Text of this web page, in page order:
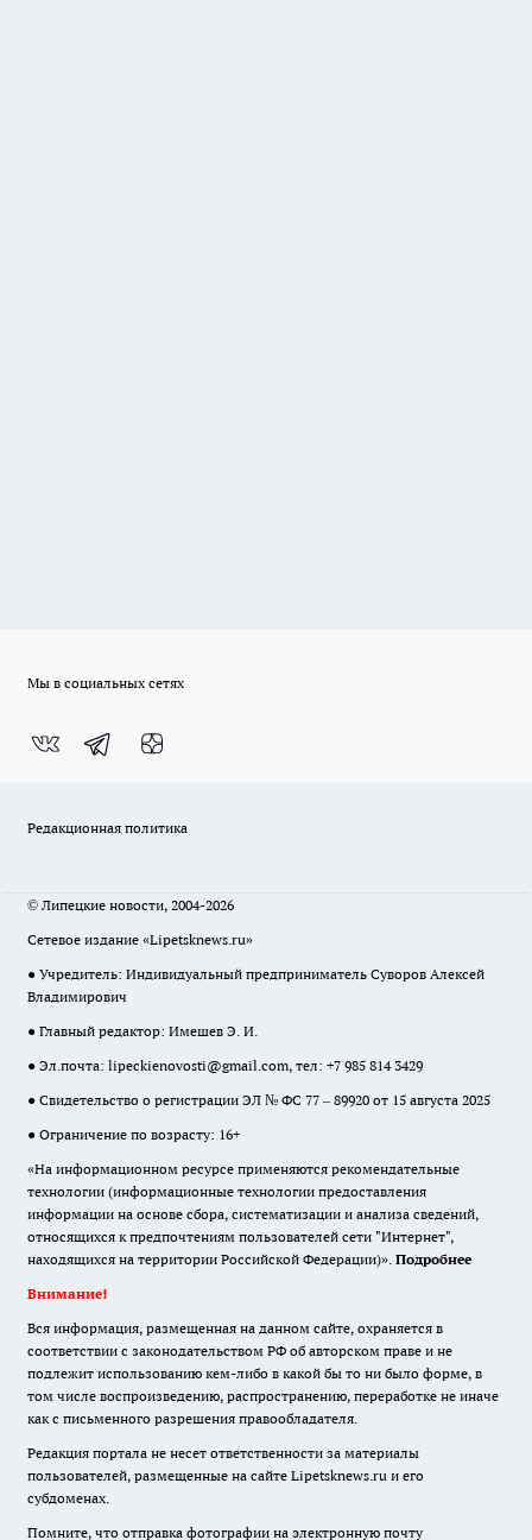
Мы в социальных сетях
Редакционная политика
© Липецкие новости, 2004-2026
Сетевое издание «Lipetsknews.ru»
● Учредитель: Индивидуальный предприниматель Суворов Алексей
Владимирович
● Главный редактор: Имешев Э. И.
● Эл.почта: lipeckienovosti@gmail.com, тел: +7 985 814 3429
● Свидетельство о регистрации ЭЛ № ФС 77 – 89920 от 15 августа 2025
● Ограничение по возрасту: 16+
«На информационном ресурсе применяются рекомендательные
технологии (информационные технологии предоставления
информации на основе сбора, систематизации и анализа сведений,
относящихся к предпочтениям пользователей сети "Интернет",
находящихся на территории Российской Федерации)». Подробнее
Внимание!
Вся информация, размещенная на данном сайте, охраняется в
соответствии с законодательством РФ об авторском праве и не
подлежит использованию кем-либо в какой бы то ни было форме, в
том числе воспроизведению, распространению, переработке не иначе
как с письменного разрешения правообладателя.
Редакция портала не несет ответственности за материалы
пользователей, размещенные на сайте Lipetsknews.ru и его
субдоменах.
Помните, что отправка фотографии на электронную почту